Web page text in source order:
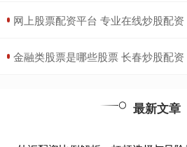
网上股票配资平台 专业在线炒股配
金融类股票是哪些股票 长春炒股配资：助
最新文章